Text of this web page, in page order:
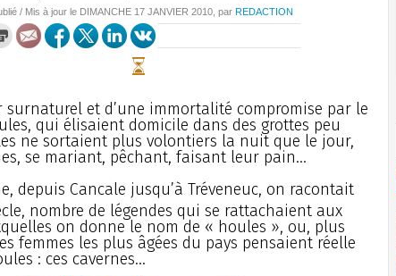
/ Mis à jour le DIMANCHE 17 JANVIER 2010 , par REDACTION
surnaturel et d’une immortalité compromise par le
qui élisaient domicile dans des grottes peu
ne sortaient plus volontiers la nuit que le jour,
se mariant, pêchant, faisant leur pain...
depuis Cancale jusqu’à Tréveneuc, on racontait
nombre de légendes qui se rattachaient aux
on donne le nom de « houles », ou, plus
femmes les plus âgées du pays pensaient réelle
: ces cavernes...